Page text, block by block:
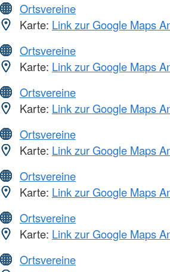
Ortsvereine
Karte: Link zur Google Maps
Ortsvereine
Karte: Link zur Google Maps
Ortsvereine
Karte: Link zur Google Maps
Ortsvereine
Karte: Link zur Google Maps
Ortsvereine
Karte: Link zur Google Maps
Ortsvereine
Karte: Link zur Google Maps
Ortsvereine